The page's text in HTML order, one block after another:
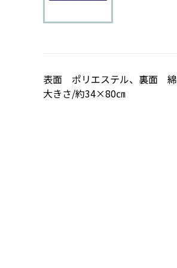
表面 ポリエステル、裏面 綿
大きさ/約34×80㎝